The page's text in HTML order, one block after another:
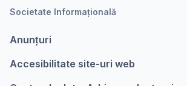
Societate Informațională
Anunțuri
Accesibilitate site-uri web